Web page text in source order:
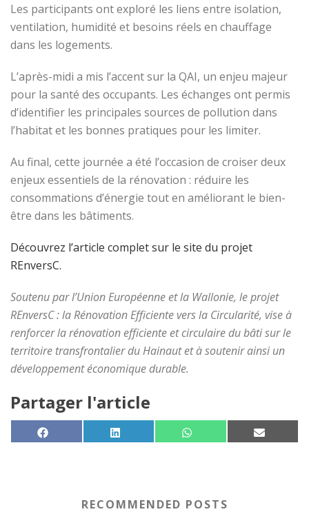
Les participants ont exploré les liens entre isolation,
ventilation, humidité et besoins réels en chauffage
dans les logements.
L’après-midi a mis l’accent sur la QAI, un enjeu majeur
pour la santé des occupants. Les échanges ont permis
d’identifier les principales sources de pollution dans
l’habitat et les bonnes pratiques pour les limiter.
Au final, cette journée a été l’occasion de croiser deux
enjeux essentiels de la rénovation : réduire les
consommations d’énergie tout en améliorant le bien-
être dans les bâtiments.
Découvrez l’article complet sur le site du projet
REnversC.
Soutenu par l’Union Européenne et la Wallonie, le projet
REnversC : la Rénovation Efficiente vers la Circularité, vise à
renforcer la rénovation efficiente et circulaire du bâti sur le
territoire transfrontalier du Hainaut et à soutenir ainsi un
développement économique durable.
Partager l'article
RECOMMENDED POSTS